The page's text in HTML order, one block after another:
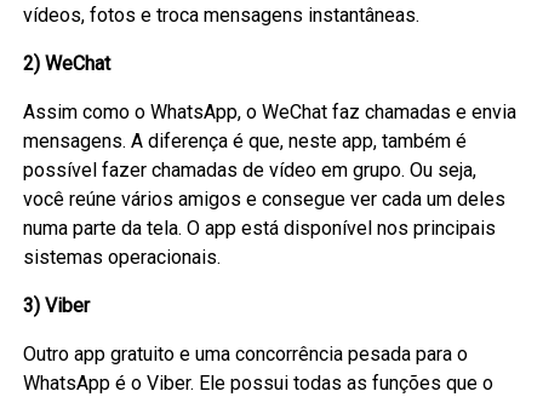
vídeos, fotos e troca mensagens instantâneas.
2) WeChat
Assim como o WhatsApp, o WeChat faz chamadas e envia
mensagens. A diferença é que, neste app, também é
possível fazer chamadas de vídeo em grupo. Ou seja,
você reúne vários amigos e consegue ver cada um deles
numa parte da tela. O app está disponível nos principais
sistemas operacionais.
3) Viber
Outro app gratuito e uma concorrência pesada para o
WhatsApp é o Viber. Ele possui todas as funções que o